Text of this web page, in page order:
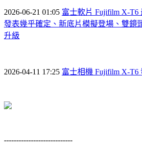
2026-06-21 01:05 富士軟片 Fujifilm X-T6
發表幾乎確定、新底片模擬登場、雙鏡
升級
2026-04-11 17:25 富士相機 Fujifilm X-T6
----------------------------